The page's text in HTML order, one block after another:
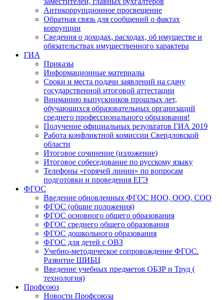
Антикоррупционное просвещение
Обратная связь для сообщений о фактах
коррупции
Сведения о доходах, расходах, об имуществе и
обязательствах имущественного характера
ГИА
Приказы
Информационные материалы
Сроки и места подачи заявлений на сдачу
государственной итоговой аттестации
Вниманию выпускников прошлых лет,
обучающихся образовательных организаций
среднего профессионального образования!
Получение официальных результатов ГИА 2019
Работа конфликтной комиссии Свердловской
области
Итоговое сочинение (изложение)
Итоговое собеседование по русскому языку
Телефоны «горячей линии» по вопросам
подготовки и проведения ЕГЭ
ФГОС
Введение обновленных ФГОС НОО, ООО, СОО
ФГОС (общие положения)
ФГОС основного общего образования
ФГОС среднего общего образования
ФГОС дошкольного образования
ФГОС для детей с ОВЗ
Учебно-методическое сопровождение ФГОС.
Развитие ШИБЦ
Введение учебных предметов ОБЗР и Труд (
технология)
Профсоюз
Новости Профсоюза